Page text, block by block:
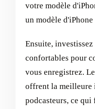
votre modèle
un modèle
Ensuite,
confortables pour
vous enregistrez.
offrent la meilleure
podcasteurs, ce